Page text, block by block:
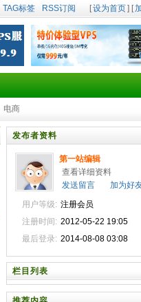
TAG标签 RSS订阅 [设为首页] [
电商
发布者资料
第一站编辑
查看详细资料
发送留言
加为好
用户等级: 注册会员
注册时间: 2012-05-22 19:05
最后登录: 2014-08-08 03:08
栏目列表